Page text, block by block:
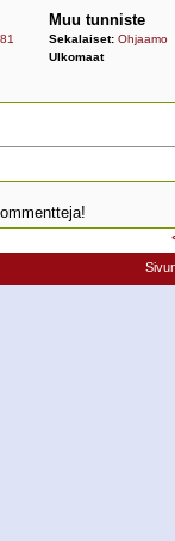
Muu tunniste
Sekalaiset: Ohjaamo
Ulkomaat